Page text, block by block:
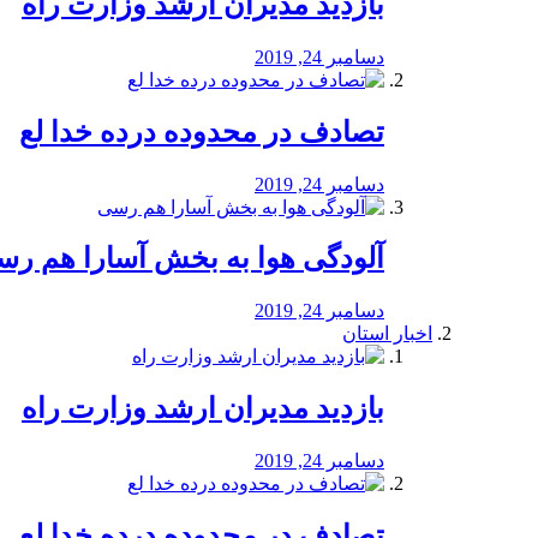
دسامبر 24, 2019
تصادف در محدوده درده خدا لع
دسامبر 24, 2019
آلودگی هوا به بخش آسارا هم
دسامبر 24, 2019
اخبار استان
بازدید مدیران ارشد وزارت راه
دسامبر 24, 2019